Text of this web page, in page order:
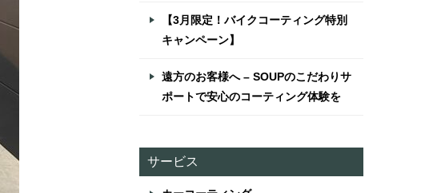
【3月限定！バイクコーティング特別
キャンペーン】
遠方のお客様へ – SOUPのこだわりサ
ポートで安心のコーティング体験を
サービス